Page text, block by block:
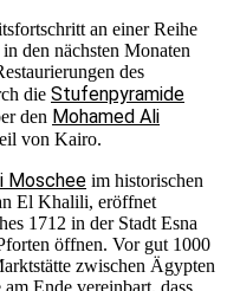
an einer Reihe
den nächsten Monaten
des
die Stufenpyramide
den Mohamed Ali
von Kairo.
Moschee im historischen
El Khalili, eröffnet
1712 in der Stadt Esna
öffnen. Vor gut 1000
zwischen Ägypten
Ende vereinbart, dass